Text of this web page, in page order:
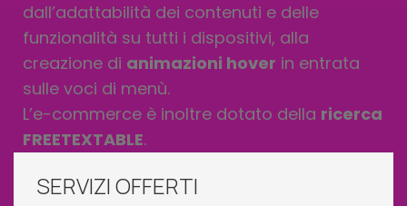
dall’adattabilità dei contenuti e delle
funzionalità su tutti i dispositivi, alla
creazione di animazioni hover in entrata
sulle voci di menù.
L’e-commerce è inoltre dotato della ricerca
FREETEXTABLE.
SERVIZI OFFERTI